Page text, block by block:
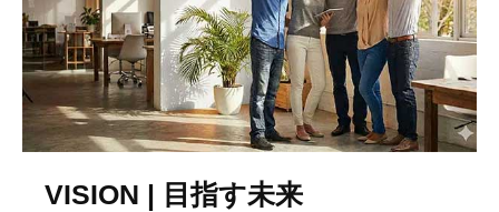
VISION | 目指す未来